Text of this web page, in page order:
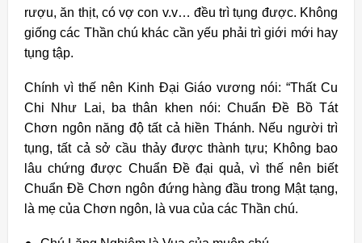
rượu, ăn thịt, có vợ con v.v… đều trì tụng được. Không
giống các Thần chú khác cần yếu phải trì giới mới hay
tụng tập.
Chính vì thế nên Kinh Đại Giáo vương nói: “Thất Cu
Chi Như Lai, ba thân khen nói: Chuẩn Đề Bồ Tát
Chơn ngôn năng độ tất cả hiền Thánh. Nếu người trì
tụng, tất cả sở cầu thảy được thành tựu; Không bao
lâu chứng được Chuẩn Đề đại quả, vì thế nên biết
Chuẩn Đề Chơn ngôn đứng hàng đầu trong Mật tạng,
là mẹ của Chơn ngôn, là vua của các Thần chú.